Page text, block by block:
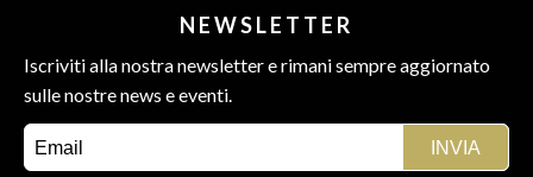
NEWSLETTER
Iscriviti alla nostra newsletter e rimani sempre aggiornato
sulle nostre news e eventi.